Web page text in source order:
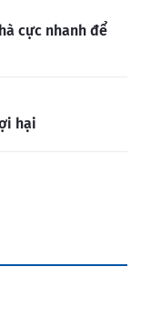
cực nhanh để
hại